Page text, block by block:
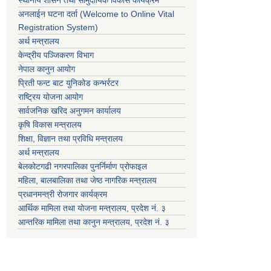
अनलाईन घटना दर्ता (Welcome to Online Vital
Registration System)
अर्थ मन्त्रालय
केन्द्रीय पञ्जिकरण विभाग
नेपाल कानुन आयोग
प्रिती फन्ट बाट युनिकोड कन्भर्रटर
राष्ट्रिय योजना आयोग
सार्वजनिक खरिद अनुगमन कार्यालय
कृषि विकास मन्त्रालय
शिक्षा, विज्ञान तथा प्रविधि मन्त्रालय
अर्थ मन्त्रालय
बेलकोटगढी नगरपालिका पुनर्निर्माण प्रोफाइल
महिला, बालबालिका तथा जेष्ठ नागरिक मन्त्रालय
प्रधानमन्त्री रोजगार कार्यक्रम
आर्थिक मामिला तथा योजना मन्त्रालय, प्रदेश नं. ३
आन्तरिक मामिला तथा कानुन मन्त्रालय, प्रदेश नं. ३